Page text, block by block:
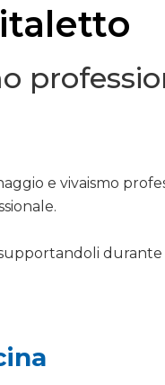
e vivaismo
durante